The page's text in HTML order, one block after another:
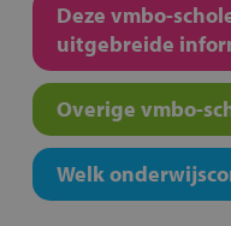
Deze vmbo-
uitgebreide
Overige vmbo-
Welk